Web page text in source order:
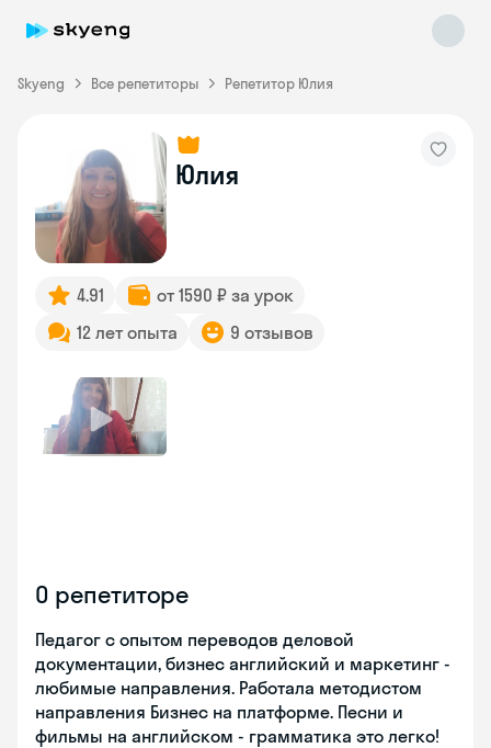
Skyeng Все репетиторы Репетитор Юлия
Юлия
4.91
от 1590 ₽ за урок
12 лет опыта
9 отзывов
О репетиторе
Педагог с опытом переводов деловой
документации, бизнес английский и маркетинг -
любимые направления. Работала методистом
направления Бизнес на платформе. Песни и
фильмы на английском - грамматика это легко!
Skyeng Chat
online